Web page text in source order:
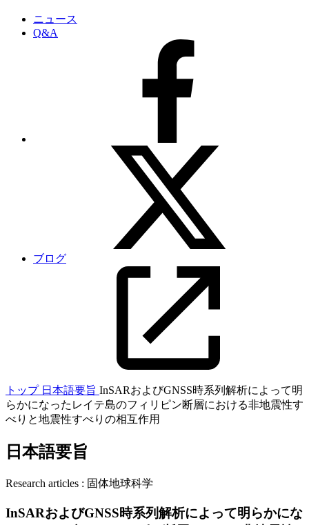
ニュース
Q&A
ブログ
トップ 日本語要旨 InSARおよびGNSS時系列解析によって明
らかになったレイテ島のフィリピン断層における非地震性す
べりと地震性すべりの相互作用
日本語要旨
Research articles : 固体地球科学
InSARおよびGNSS時系列解析によって明らかにな